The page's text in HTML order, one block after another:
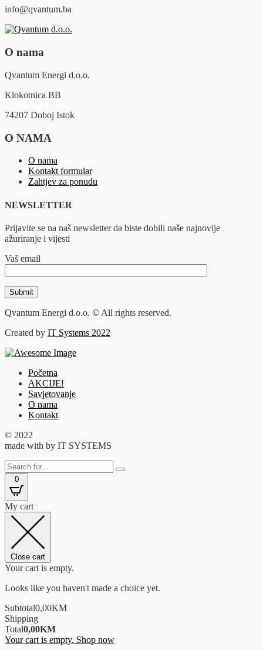
info@qvantum.ba
O nama
Qvantum Energi d.o.o.
Klokotnica BB
74207 Doboj Istok
O NAMA
O nama
Kontakt formular
Zahtjev za ponudu
NEWSLETTER
Prijavite se na naš newsletter da biste dobili naše najnovije
ažuriranje i vijesti
Vaš email
Qvantum Energi d.o.o. © All rights reserved.
Created by IT Systems 2022
Početna
AKCIJE!
Savjetovanje
O nama
Kontakt
© 2022
made with by IT SYSTEMS
0
My cart
Close cart
Your cart is empty.
Looks like you haven't made a choice yet.
Subtotal0,00KM
Shipping
Total0,00KM
Your cart is empty. Shop now